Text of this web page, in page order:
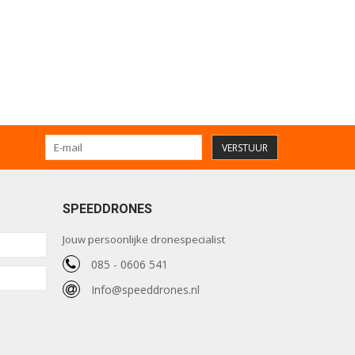
VERSTUUR
SPEEDDRONES
Jouw persoonlijke dronespecialist
085 - 0606 541
Info@speeddrones.nl